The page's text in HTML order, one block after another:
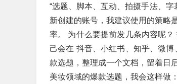
“选题、脚本、互动、拍摄手法、
新创建的账号，我建议使用的策略
率。 为什么要提前发几条内容呢
己会在 抖音、小红书、知乎、微
款选题，整理成一个文档，留着日
美妆领域的爆款选题，我会这样做